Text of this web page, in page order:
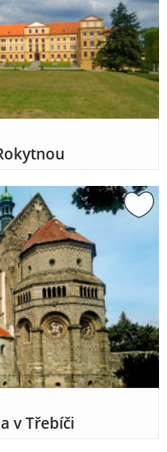
v Třebíči